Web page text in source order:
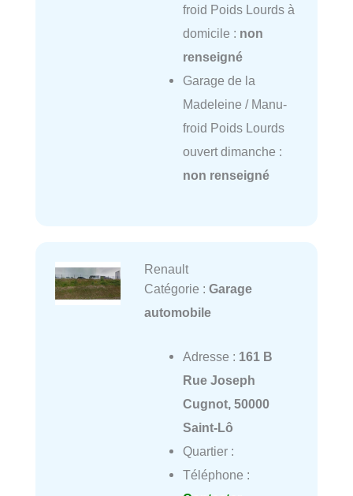
froid Poids Lourds à
domicile : non
renseigné
Garage de la
Madeleine / Manu-
froid Poids Lourds
ouvert dimanche :
non renseigné
Renault
Catégorie : Garage
automobile
Adresse : 161 B
Rue Joseph
Cugnot, 50000
Saint-Lô
Quartier :
Téléphone :